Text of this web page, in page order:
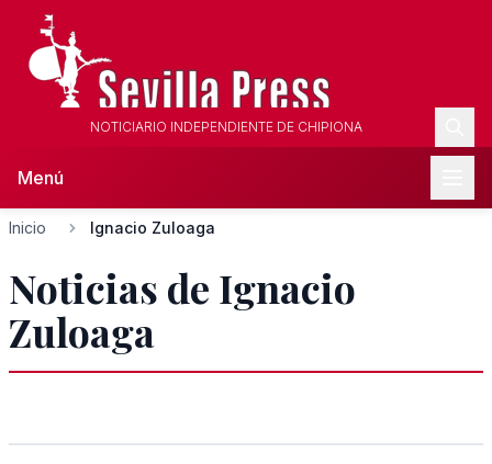
NOTICIARIO INDEPENDIENTE DE CHIPIONA
Menú
Inicio Ignacio Zuloaga
Noticias de Ignacio
Zuloaga